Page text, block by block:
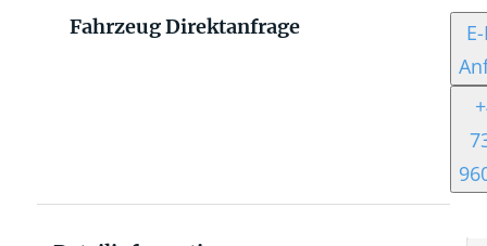
Fahrzeug Direktanfrage